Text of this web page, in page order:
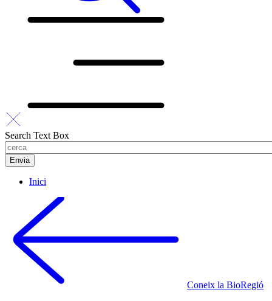
Search Text Box
Inici
Coneix la BioRegió